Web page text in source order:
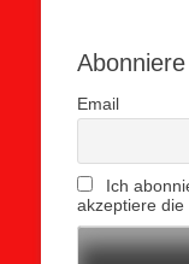
Email
Ich
akzeptiere die